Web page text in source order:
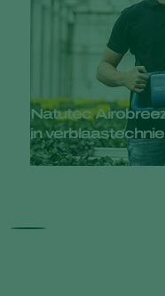
Natutec
in